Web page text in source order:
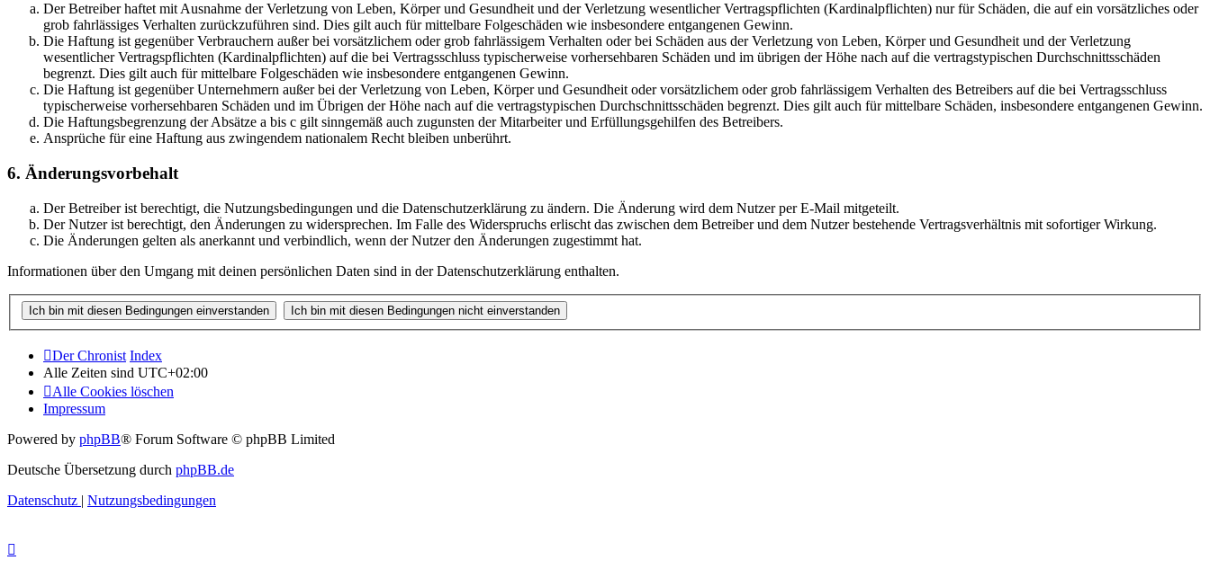
Der Betreiber haftet mit Ausnahme der Verletzung von Leben, Körper und Gesundheit und der Verletzung wesentlicher Vertragspflichten (Kardinalpflichten) nur für Schäden, die auf ein vorsätzliches oder
grob fahrlässiges Verhalten zurückzuführen sind. Dies gilt auch für mittelbare Folgeschäden wie insbesondere entgangenen Gewinn.
Die Haftung ist gegenüber Verbrauchern außer bei vorsätzlichem oder grob fahrlässigem Verhalten oder bei Schäden aus der Verletzung von Leben, Körper und Gesundheit und der Verletzung
wesentlicher Vertragspflichten (Kardinalpflichten) auf die bei Vertragsschluss typischerweise vorhersehbaren Schäden und im übrigen der Höhe nach auf die vertragstypischen Durchschnittsschäden
begrenzt. Dies gilt auch für mittelbare Folgeschäden wie insbesondere entgangenen Gewinn.
Die Haftung ist gegenüber Unternehmern außer bei der Verletzung von Leben, Körper und Gesundheit oder vorsätzlichem oder grob fahrlässigem Verhalten des Betreibers auf die bei Vertragsschluss
typischerweise vorhersehbaren Schäden und im Übrigen der Höhe nach auf die vertragstypischen Durchschnittsschäden begrenzt. Dies gilt auch für mittelbare Schäden, insbesondere entgangenen Gewinn.
Die Haftungsbegrenzung der Absätze a bis c gilt sinngemäß auch zugunsten der Mitarbeiter und Erfüllungsgehilfen des Betreibers.
Ansprüche für eine Haftung aus zwingendem nationalem Recht bleiben unberührt.
6. Änderungsvorbehalt
Der Betreiber ist berechtigt, die Nutzungsbedingungen und die Datenschutzerklärung zu ändern. Die Änderung wird dem Nutzer per E-Mail mitgeteilt.
Der Nutzer ist berechtigt, den Änderungen zu widersprechen. Im Falle des Widerspruchs erlischt das zwischen dem Betreiber und dem Nutzer bestehende Vertragsverhältnis mit sofortiger Wirkung.
Die Änderungen gelten als anerkannt und verbindlich, wenn der Nutzer den Änderungen zugestimmt hat.
Informationen über den Umgang mit deinen persönlichen Daten sind in der Datenschutzerklärung enthalten.
Der Chronist Index
Alle Zeiten sind UTC+02:00
Alle Cookies löschen
Impressum
Powered by phpBB® Forum Software © phpBB Limited
Deutsche Übersetzung durch phpBB.de
Datenschutz | Nutzungsbedingungen